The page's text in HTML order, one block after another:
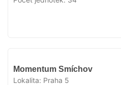
Momentum Smíchov
Lokalita: Praha 5